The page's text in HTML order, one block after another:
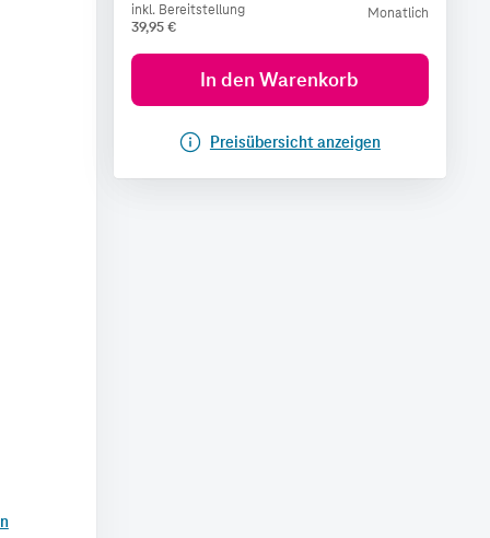
inkl. Bereitstellung
39,95€
Monatlich
In den Warenkorb
Preisübersicht anzeigen